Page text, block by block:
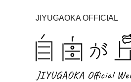
JIYUGAOKA OFFICIAL